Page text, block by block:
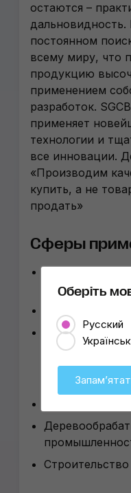
остаются –
дальновидность.
постоянном
всему миру, что
продукцию
применением
разработок.
применяет
технологии и
все инновации.
«Производим
купить, а не
продать»
Сферы
Ручные,
Студии
при мойках,
автосалонах,
и аэроклубах
Строительство
Оберіть
Русский